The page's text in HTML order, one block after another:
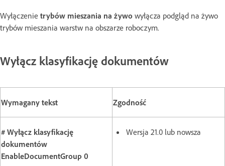
Wyłączenie trybów mieszania na żywo wyłącza podgląd na żywo
trybów mieszania warstw na obszarze roboczym.
Wyłącz klasyfikację dokumentów
Wymagany tekst Zgodność
# Wyłącz klasyfikację
dokumentów
EnableDocumentGroup 0
Wersja 21.0 lub nowsza